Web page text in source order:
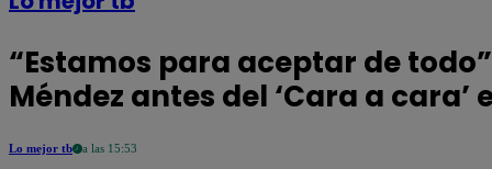
“Estamos para aceptar de
Méndez antes del ‘Cara a cara’
Lo mejor tb a las 15:53